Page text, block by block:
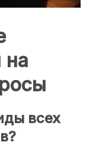
на
всех